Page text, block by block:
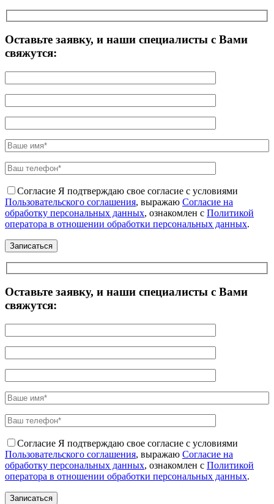
Оставьте заявку, и наши специалисты с Вами
свяжутся:
Согласие Я подтверждаю свое согласие с условиями
Пользовательского соглашения, выражаю Согласие на
обработку персональных данных, ознакомлен с Политикой
оператора в отношении обработки персональных данных.
Оставьте заявку, и наши специалисты с Вами
свяжутся:
Согласие Я подтверждаю свое согласие с условиями
Пользовательского соглашения, выражаю Согласие на
обработку персональных данных, ознакомлен с Политикой
оператора в отношении обработки персональных данных.